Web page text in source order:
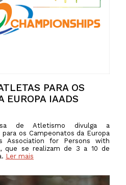
PARA OS
EUROPA IAADS
de Atletismo divulga a
os Campeonatos da Europa
Association for Persons with
que se realizam de 3 a 10 de
Ler mais